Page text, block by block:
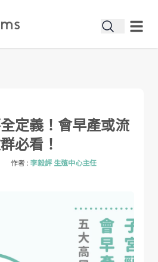
定義！會早產或流
必看！
作者 : 李毅評 生殖中心主任